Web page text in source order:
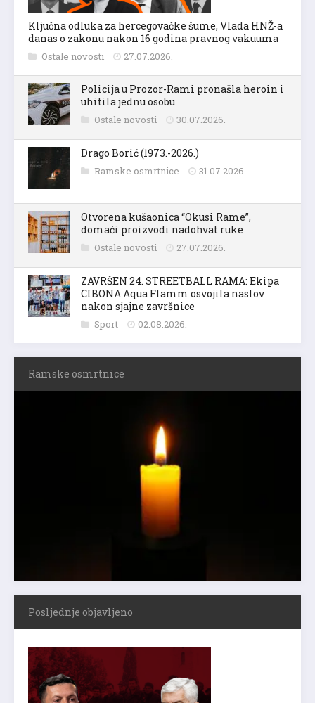
Ključna odluka za hercegovačke šume, Vlada HNŽ-a
danas o zakonu nakon 16 godina pravnog vakuuma
Ostale novosti 27.07.2026.
Policija u Prozor-Rami pronašla heroin i
uhitila jednu osobu
Ostale novosti 30.07.2026.
Drago Borić (1973.-2026.)
Ramske osmrtnice 31.07.2026.
Otvorena kušaonica “Okusi Rame”,
domaći proizvodi nadohvat ruke
Ostale novosti 27.07.2026.
ZAVRŠEN 24. STREETBALL RAMA: Ekipa
CIBONA Aqua Flamm osvojila naslov
nakon sjajne završnice
Sport 02.08.2026.
Ramske osmrtnice
Posljednje objavljeno